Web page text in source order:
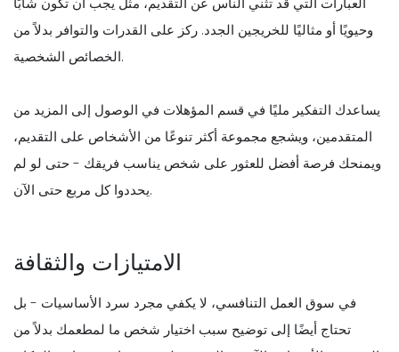
وحيويًا أو مثاليًا للخريجين الجدد. ركز على القدرات والتوافر بدلاً من
الخصائص الشخصية.
يساعدك التفكير مليًا في قسم المؤهلات في الوصول إلى المزيد من
المتقدمين، ويشجع مجموعة أكثر تنوعًا من الأشخاص على التقديم،
ويمنحك فرصة أفضل للعثور على شخص يناسب فريقك - حتى لو لم
يحددوا كل مربع حتى الآن.
الامتيازات والثقافة
في سوق العمل التنافسي، لا يكفي مجرد سرد الأساسيات - بل
تحتاج أيضًا إلى توضيح سبب اختيار شخص ما لمطعمك بدلاً من